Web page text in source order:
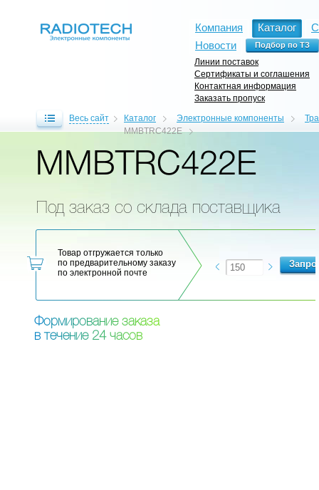
Компания Каталог
Новости
Линии поставок
Сертификаты и соглашения
Контактная информация
Заказать пропуск
Весь сайт Каталог Электронные компоненты
MMBTRC422E
MMBTRC422E
Под заказ со склада поставщика
Товар отгружается только
по предварительному заказу
по электронной почте
Формирование заказа
в течение 24 часов